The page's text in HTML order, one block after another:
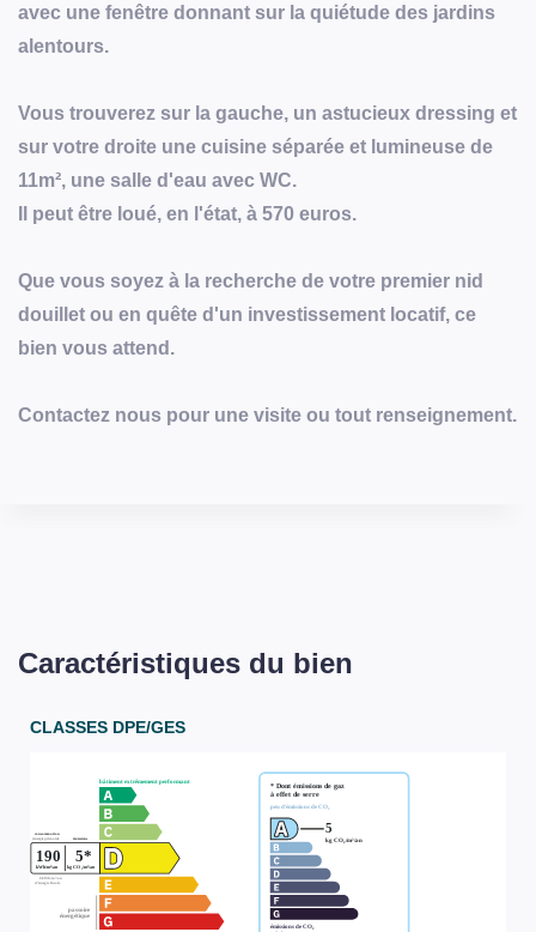
avec une fenêtre donnant sur la quiétude des jardins
alentours.
Vous trouverez sur la gauche, un astucieux dressing et
sur votre droite une cuisine séparée et lumineuse de
11m², une salle d'eau avec WC.
Il peut être loué, en l'état, à 570 euros.
Que vous soyez à la recherche de votre premier nid
douillet ou en quête d'un investissement locatif, ce
bien vous attend.
Contactez nous pour une visite ou tout renseignement.
Caractéristiques du bien
CLASSES DPE/GES